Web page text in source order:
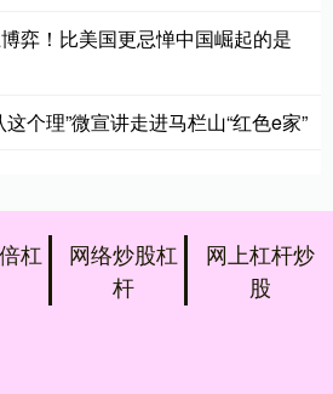
弈！比美国更忌惮中国崛起的是
个理”微宣讲走进马栏山“红色e家”
杠
网络炒股杠
杆
网上杠杆炒
股